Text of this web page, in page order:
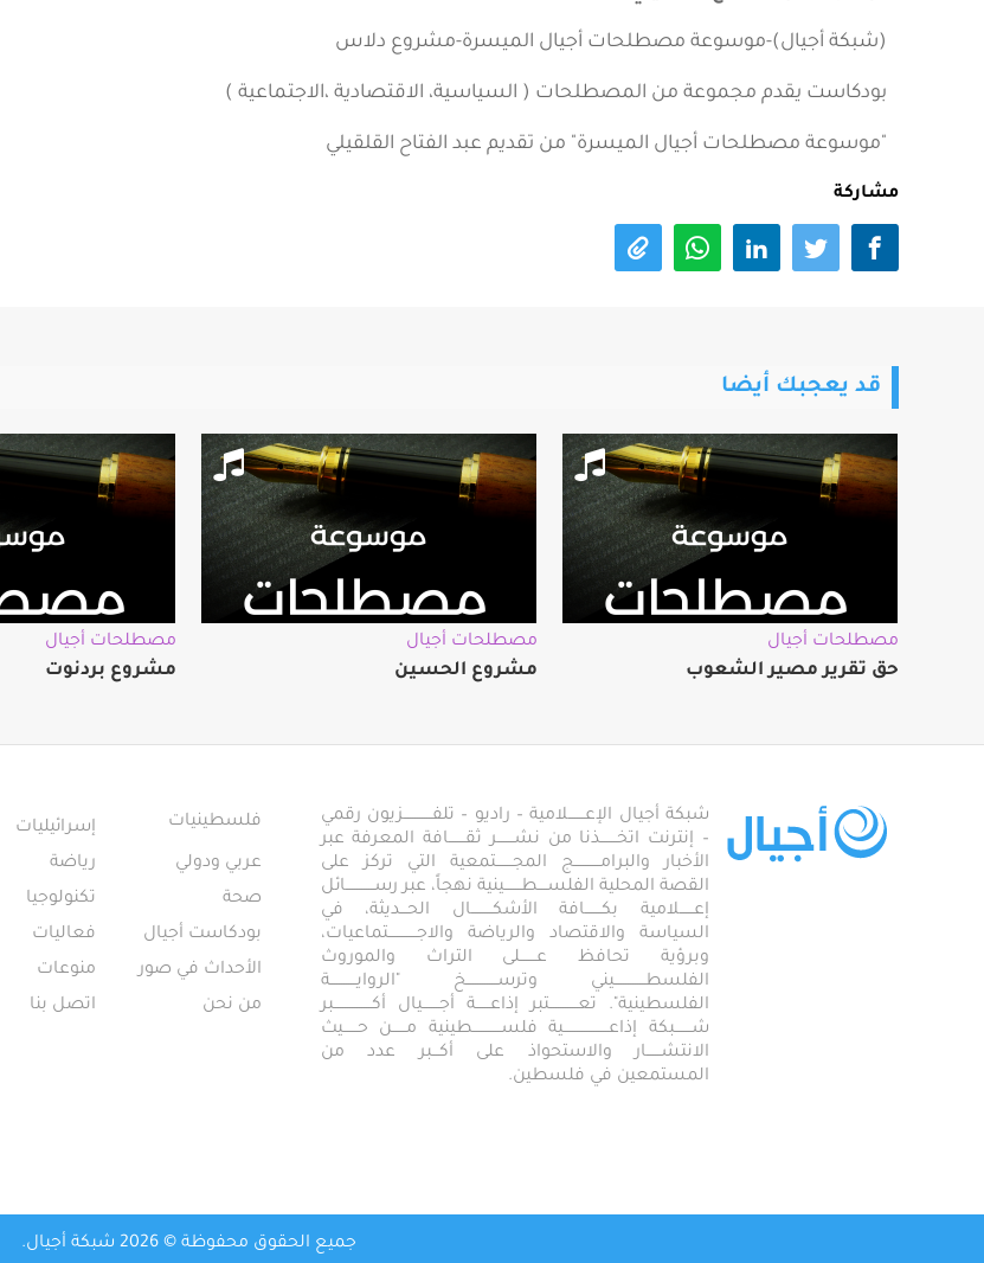
(شبكة أجيال)-موسوعة مصطلحات أجيال الميسرة-مشروع دلاس
بودكاست يقدم مجموعة من المصطلحات ( السياسية، الاقتصادية ،الاجتماعية )
"موسوعة مصطلحات أجيال الميسرة" من تقديم عبد الفتاح القلقيلي
مشاركة
قد يعجبك أيضا
مصطلحات أجيال
حق تقرير مصير الشعوب
مصطلحات أجيال
مشروع الحسين
مصطلحات أجيال
مشروع بردنوت
شبكة أجيال الإعـــــــلامية – راديو – تلفــــــــــــزيون رقمي
– إنترنت اتخـــــــذنا من نشـــــــر ثقـــــــافة المعرفة عبر
الأخبار والبرامـــــــــــج المجـــــــتمعية التي تركز على
القصة المحلية الفلســــطـــــــينية نهجاً، عبر رســــــــــــائل
إعــــــلامية بكـــــــافة الأشكـــــــــال الحـــديثة، في
السياسة والاقتصاد والرياضة والاجــــــــــــتماعيات،
وبرؤية تحافظ عـــــــلى التراث والموروث
الفلسطـــــــــــــيني وترســـــــــــــخ "الروايـــــــــــة
الفلسطينية". تعــــــــــــتبر إذاعــــــة أجـــــــيال أكــــــــــــــــبر
شـــــــبكة إذاعـــــــــــــــــــية فلســــــــــــطينية مــــــن حــــــيث
الانتشــــــار والاستحواذ على أكـــبر عدد من
المستمعين في فلسطين.
فلسطينيات
إسرائيليات
عربي ودولي
رياضة
صحة
تكنولوجيا
بودكاست أجيال
فعاليات
الأحداث في صور
منوعات
من نحن
اتصل بنا
جميع الحقوق محفوظة © 2026 شبكة أجيال.